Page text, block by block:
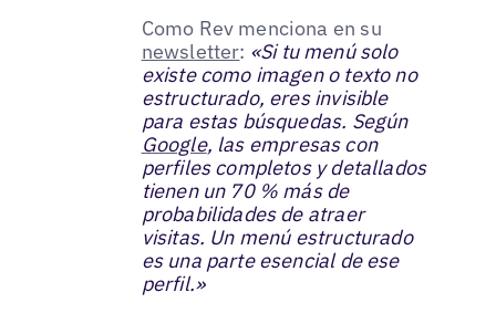
Como Rev menciona en su
newsletter: «Si tu menú solo
existe como imagen o texto no
estructurado, eres invisible
para estas búsquedas. Según
Google, las empresas con
perfiles completos y detallados
tienen un 70 % más de
probabilidades de atraer
visitas. Un menú estructurado
es una parte esencial de ese
perfil.»